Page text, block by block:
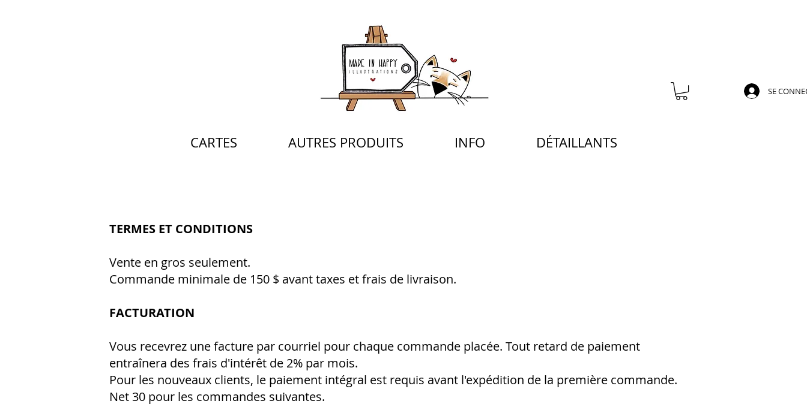
SE
CARTES AUTRES PRODUITS INFO DÉTAILLANTS
TERMES ET CONDITIONS
Vente en gros seulement.
Commande minimale de 150 $ avant taxes et frais de livraison.
FACTURATION
Vous recevrez une facture par courriel pour chaque commande placée. Tout retard de paiement
entraînera des frais d'intérêt de 2% par mois.
Pour les nouveaux clients, le paiement intégral est requis avant l'expédition de la première commande.
Net 30 pour les commandes suivantes.